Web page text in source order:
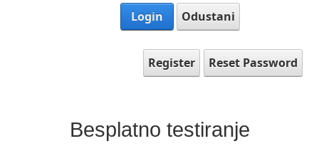
Login
Odustani
Register Reset Password
Besplatno testiranje